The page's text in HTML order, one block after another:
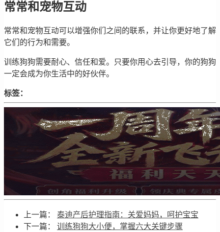
常常和宠物互动
常常和宠物互动可以增强你们之间的联系，并让你更好地了解
它们的行为和需要。
训练狗狗需要耐心、信任和爱。只要你用心去引导，你的狗狗
一定会成为你生活中的好伙伴。
标签：
上一篇： 泰迪产后护理指南：关爱妈妈，呵护宝宝
下一篇： 训练狗狗大小便，掌握六大关键步骤